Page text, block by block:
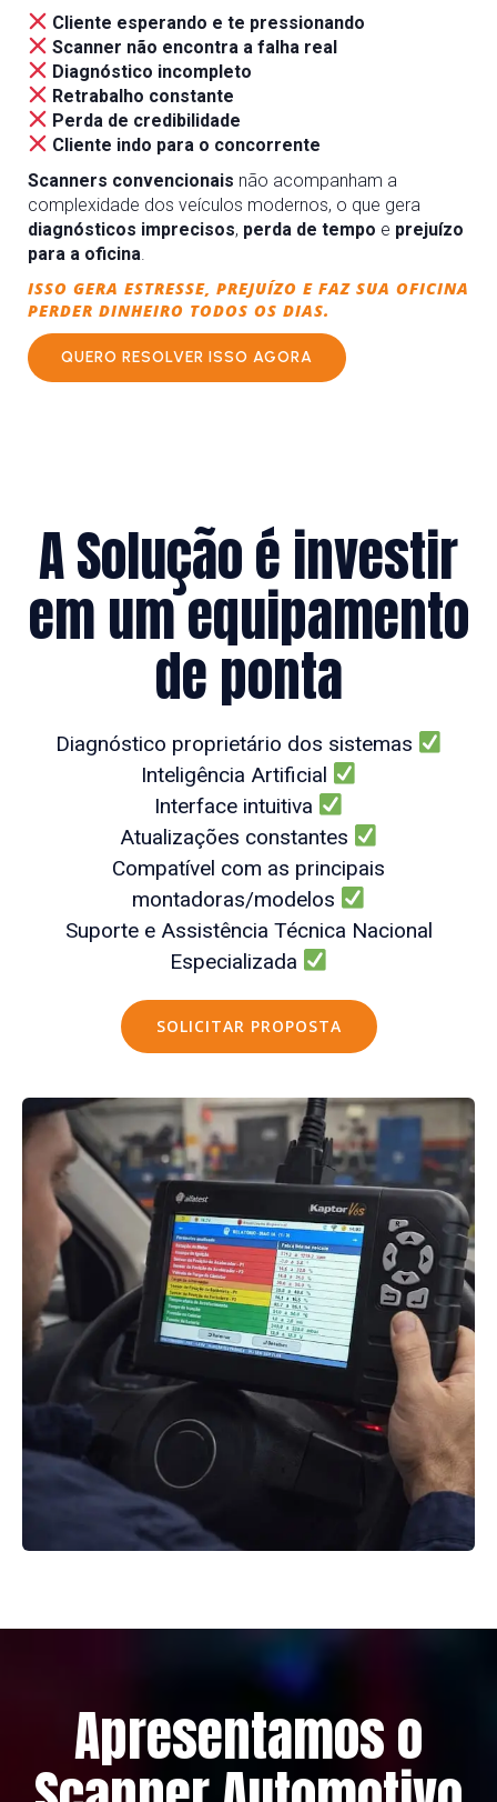
Cliente esperando e te pressionando
Scanner não encontra a falha real
Diagnóstico incompleto
Retrabalho constante
Perda de credibilidade
Cliente indo para o concorrente
Scanners convencionais não acompanham a
complexidade dos veículos modernos, o que gera
diagnósticos imprecisos, perda de tempo e prejuízo
para a oficina
ISSO GERA ESTRESSE, PREJUÍZO E FAZ SUA OFICINA
PERDER DINHEIRO TODOS OS DIAS.
QUERO RESOLVER ISSO AGORA
A Solução é investir
em um equipamento
de ponta
Diagnóstico proprietário dos sistemas
Inteligência Artificial
Interface intuitiva
Atualizações constantes
Compatível com as principais
montadoras/modelos
Suporte e Assistência Técnica Nacional
Especializada
SOLICITAR PROPOSTA
Apresentamos o